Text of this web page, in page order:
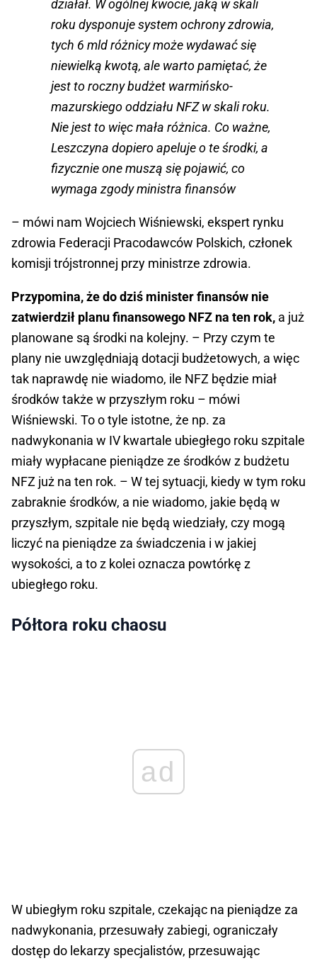
działał. W ogólnej kwocie, jaką w skali
roku dysponuje system ochrony zdrowia,
tych 6 mld różnicy może wydawać się
niewielką kwotą, ale warto pamiętać, że
jest to roczny budżet warmińsko-
mazurskiego oddziału NFZ w skali roku.
Nie jest to więc mała różnica. Co ważne,
Leszczyna dopiero apeluje o te środki, a
fizycznie one muszą się pojawić, co
wymaga zgody ministra finansów
– mówi nam Wojciech Wiśniewski, ekspert rynku
zdrowia Federacji Pracodawców Polskich, członek
komisji trójstronnej przy ministrze zdrowia.
Przypomina, że do dziś minister finansów nie
zatwierdził planu finansowego NFZ na ten rok, a już
planowane są środki na kolejny. – Przy czym te
plany nie uwzględniają dotacji budżetowych, a więc
tak naprawdę nie wiadomo, ile NFZ będzie miał
środków także w przyszłym roku – mówi
Wiśniewski. To o tyle istotne, że np. za
nadwykonania w IV kwartale ubiegłego roku szpitale
miały wypłacane pieniądze ze środków z budżetu
NFZ już na ten rok. – W tej sytuacji, kiedy w tym roku
zabraknie środków, a nie wiadomo, jakie będą w
przyszłym, szpitale nie będą wiedziały, czy mogą
liczyć na pieniądze za świadczenia i w jakiej
wysokości, a to z kolei oznacza powtórkę z
ubiegłego roku.
Półtora roku chaosu
ad
W ubiegłym roku szpitale, czekając na pieniądze za
nadwykonania, przesuwały zabiegi, ograniczały
dostęp do lekarzy specjalistów, przesuwając